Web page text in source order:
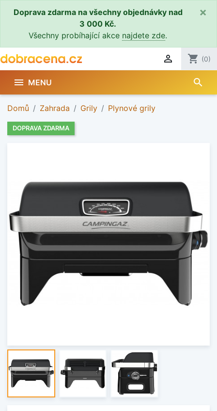
Doprava zdarma na všechny objednávky nad
3 000 Kč.
Všechny probíhající akce najdete zde.
×
 shopping_cart (0)
 MENU search
Domů Zahrada Grily Plynové grily
DOPRAVA ZDARMA